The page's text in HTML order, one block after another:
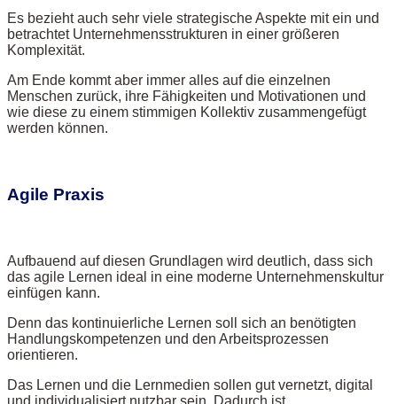
Es bezieht auch sehr viele strategische Aspekte mit ein und
betrachtet Unternehmensstrukturen in einer größeren
Komplexität.
Am Ende kommt aber immer alles auf die einzelnen
Menschen zurück, ihre Fähigkeiten und Motivationen und
wie diese zu einem stimmigen Kollektiv zusammengefügt
werden können.
Agile Praxis
Aufbauend auf diesen Grundlagen wird deutlich, dass sich
das agile Lernen ideal in eine moderne Unternehmenskultur
einfügen kann.
Denn das kontinuierliche Lernen soll sich an benötigten
Handlungskompetenzen und den Arbeitsprozessen
orientieren.
Das Lernen und die Lernmedien sollen gut vernetzt, digital
und individualisiert nutzbar sein. Dadurch ist